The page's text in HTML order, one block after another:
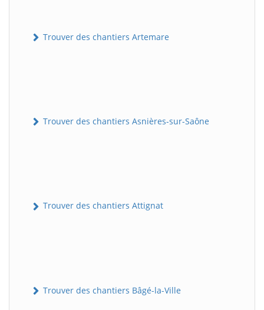
Trouver des chantiers Artemare
Trouver des chantiers Asnières-sur-Saône
Trouver des chantiers Attignat
Trouver des chantiers Bâgé-la-Ville